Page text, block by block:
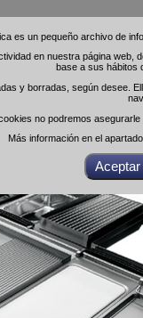
es un pequeño archivo de
en nuestra página
base a sus hábitos
y borradas, según desee.
no podremos
Más información en el
es un pequeño archivo de
en nuestra página
base a sus hábitos
y borradas, según desee.
no podremos
Más información en el